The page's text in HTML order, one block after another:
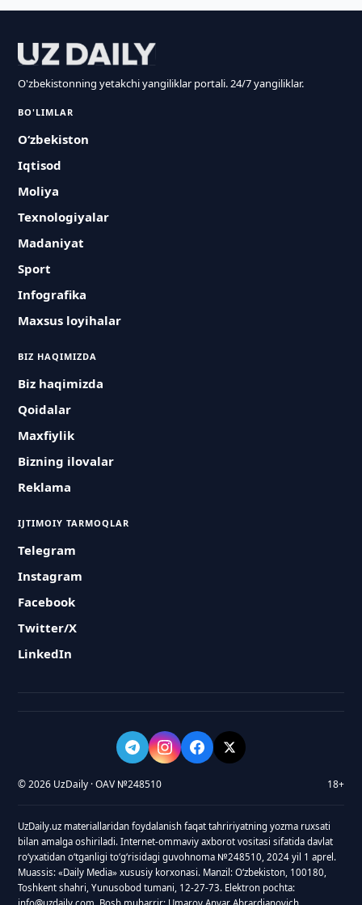
O'zbekistonning yetakchi yangiliklar portali. 24/7 yangiliklar.
BO'LIMLAR
O‘zbekiston
Iqtisod
Moliya
Texnologiyalar
Madaniyat
Sport
Infografika
Maxsus loyihalar
BIZ HAQIMIZDA
Biz haqimizda
Qoidalar
Maxfiylik
Bizning ilovalar
Reklama
IJTIMOIY TARMOQLAR
Telegram
Instagram
Facebook
Twitter/X
LinkedIn
© 2026 UzDaily · OAV №248510 18+
UzDaily.uz materiallaridan foydalanish faqat tahririyatning yozma ruxsati
bilan amalga oshiriladi. Internet-ommaviy axborot vositasi sifatida davlat
roʻyxatidan oʻtganligi toʻgʻrisidagi guvohnoma №248510, 2024 yil 1 aprel.
Muassis: «Daily Media» xususiy korxonasi. Manzil: Oʻzbekiston, 100180,
Toshkent shahri, Yunusobod tumani, 12-27-73. Elektron pochta: